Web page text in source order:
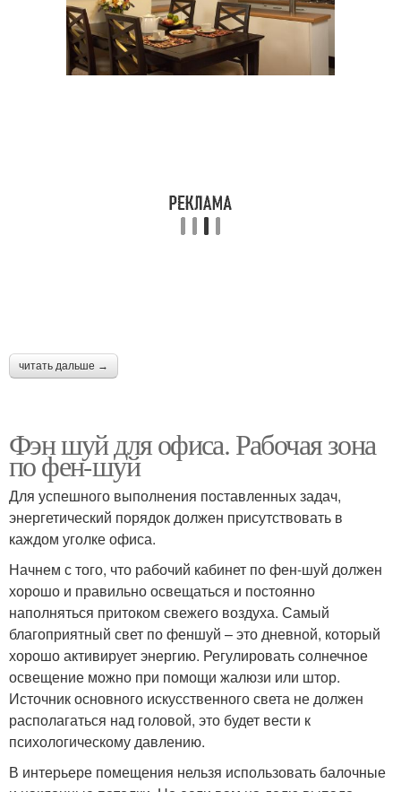
читать дальше →
Фэн шуй для офиса. Рабочая зона
по фен-шуй
Для успешного выполнения поставленных задач,
энергетический порядок должен присутствовать в
каждом уголке офиса.
Начнем с того, что рабочий кабинет по фен-шуй должен
хорошо и правильно освещаться и постоянно
наполняться притоком свежего воздуха. Самый
благоприятный свет по феншуй – это дневной, который
хорошо активирует энергию. Регулировать солнечное
освещение можно при помощи жалюзи или штор.
Источник основного искусственного света не должен
располагаться над головой, это будет вести к
психологическому давлению.
В интерьере помещения нельзя использовать балочные